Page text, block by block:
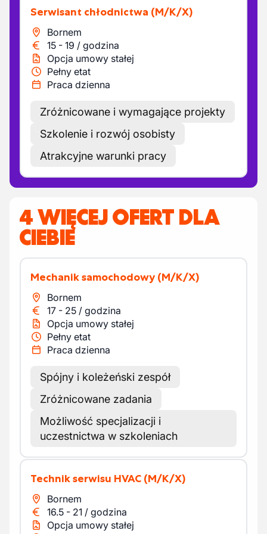
Serwisant chłodnictwa (M/K/X)
Bornem
15 - 19 / godzina
Opcja umowy stałej
Pełny etat
Praca dzienna
Zróżnicowane i wymagające projekty
Szkolenie i rozwój osobisty
Atrakcyjne warunki pracy
4 WIĘCEJ OFERT DLA
CIEBIE
Mechanik samochodowy (M/K/X)
Bornem
17 - 25 / godzina
Opcja umowy stałej
Pełny etat
Praca dzienna
Spójny i koleżeński zespół
Zróżnicowane zadania
Możliwość specjalizacji i
uczestnictwa w szkoleniach
Technik serwisu HVAC (M/K/X)
Bornem
16.5 - 21 / godzina
Opcja umowy stałej